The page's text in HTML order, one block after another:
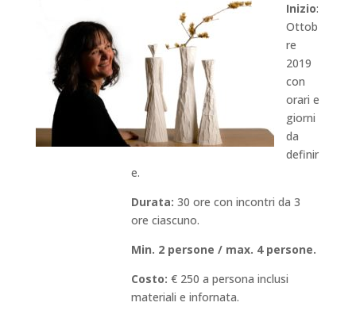
Inizio:
Ottob
re
2019
con
orari e
giorni
da
definir
e.
Durata: 30 ore con incontri da 3
ore ciascuno.
Min. 2 persone / max. 4 persone.
Costo: € 250 a persona inclusi
materiali e infornata.